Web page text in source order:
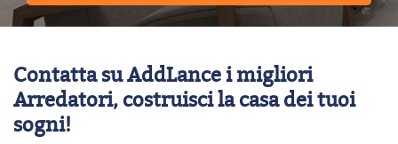
Contatta su AddLance i migliori
Arredatori, costruisci la casa dei tuoi
sogni!